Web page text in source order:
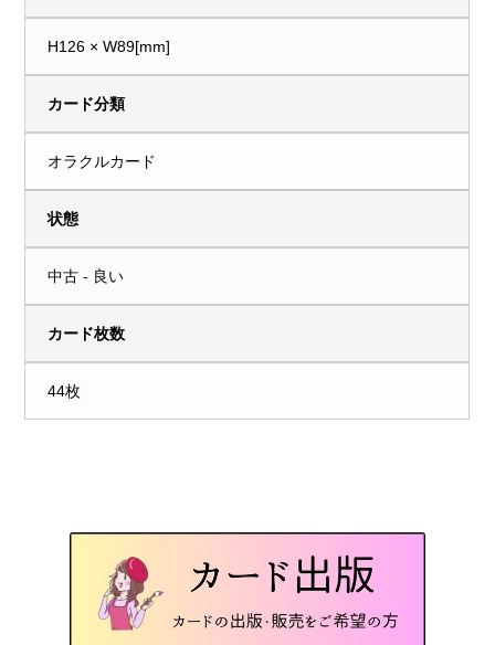
H126 × W89[mm]
カード分類
オラクルカード
状態
中古 - 良い
カード枚数
44枚